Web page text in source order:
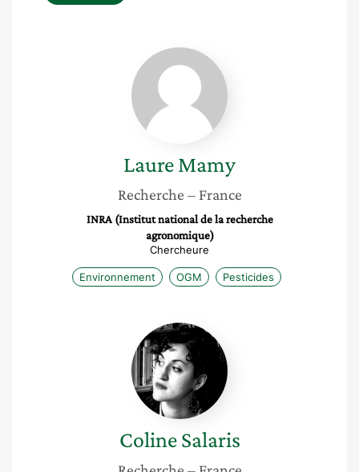
Laure
Mamy
LaureMamy
Recherche – France
INRA (Institut national de la recherche
agronomique)
Chercheure
Environnement OGM Pesticides
Coline
Salaris
Coline Salaris